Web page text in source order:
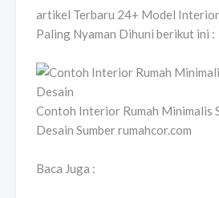
artikel Terbaru 24+ Model Interior
Paling Nyaman Dihuni berikut ini :
Contoh Interior Rumah Minimalis
Desain Sumber rumahcor.com
Baca Juga :